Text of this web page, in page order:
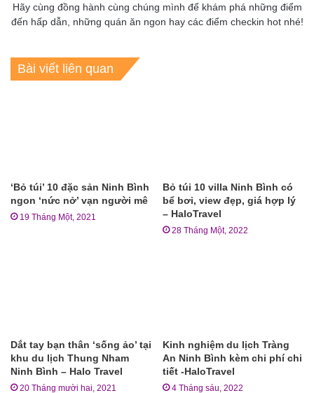
Hãy cùng đồng hành cùng chúng mình để khám phá những điểm
đến hấp dẫn, những quán ăn ngon hay các điểm checkin hot nhé!
Bài viết liên quan
‘Bỏ túi’ 10 đặc sản Ninh Bình
ngon ‘nức nở’ vạn người mê
19 Tháng Một, 2021
Bỏ túi 10 villa Ninh Bình có
bể bơi, view đẹp, giá hợp lý
– HaloTravel
28 Tháng Một, 2022
Dắt tay bạn thân ‘sống ảo’ tại
khu du lịch Thung Nham
Ninh Bình – Halo Travel
20 Tháng mười hai, 2021
Kinh nghiệm du lịch Tràng
An Ninh Bình kèm chi phí chi
tiết -HaloTravel
4 Tháng sáu, 2022